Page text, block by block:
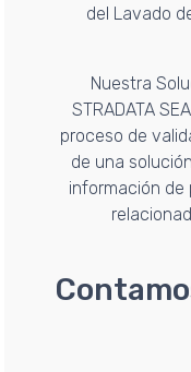
del Lavado
Nuestra
STRADATA
proceso de
de una
información de